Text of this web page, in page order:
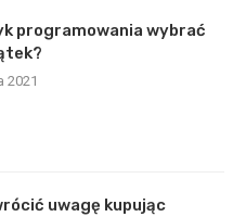
programowania wybrać
2021
uwagę kupując